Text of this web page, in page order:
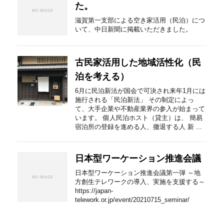
た。
滋賀第一支部による空き家活用（民泊）につ
いて、中日新聞に掲載いただきました。
古民家活用した地域活性化（民
泊を考える）
6月に民泊新法が国会で可決され来年1月には
施行される「民泊新法」 その制定によっ
て、大手企業や不動産業界の参入が始まって
います。 個人民泊ホスト（貸主）は、 簡易
宿泊所の登録を進める人、撤退する人 新 ...
日本型ワーケーション推進会議
日本型ワーケーション推進会議第一弾 ～地
方創生テレワークの導入、実施を支援する～
https://japan-
telework.or.jp/event/20210715_seminar/